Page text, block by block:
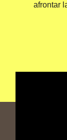
afrontar